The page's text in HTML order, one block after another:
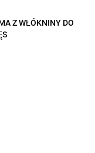
Z WŁÓKNINY DO